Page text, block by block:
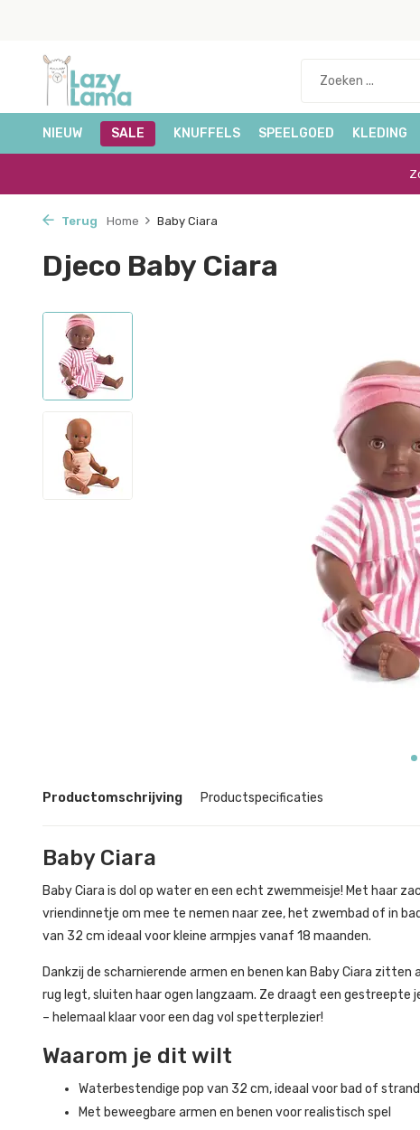
NIEUW SALE KNUFFELS SPEELGOED KLEDING
Terug Home Baby Ciara
Djeco Baby Ciara
Productomschrijving Productspecificaties
Baby Ciara
Baby Ciara is dol op water en een echt zwemmeisje! Met haar
vriendinnetje om mee te nemen naar zee, het zwembad of in
van 32 cm ideaal voor kleine armpjes vanaf 18 maanden.
Dankzij de scharnierende armen en benen kan Baby Ciara zitten
rug legt, sluiten haar ogen langzaam. Ze draagt een gestreepte
– helemaal klaar voor een dag vol spetterplezier!
Waarom je dit wilt
Waterbestendige pop van 32 cm, ideaal voor bad of strand
Met beweegbare armen en benen voor realistisch spel